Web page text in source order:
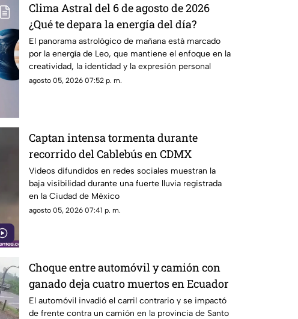
Clima Astral del 6 de agosto de 2026
¿Qué te depara la energía del día?
El panorama astrológico de mañana está marcado
por la energía de Leo, que mantiene el enfoque en la
creatividad, la identidad y la expresión personal
agosto 05, 2026 07:52 p. m.
Captan intensa tormenta durante
recorrido del Cablebús en CDMX
Videos difundidos en redes sociales muestran la
baja visibilidad durante una fuerte lluvia registrada
en la Ciudad de México
agosto 05, 2026 07:41 p. m.
Choque entre automóvil y camión con
ganado deja cuatro muertos en Ecuador
El automóvil invadió el carril contrario y se impactó
de frente contra un camión en la provincia de Santo